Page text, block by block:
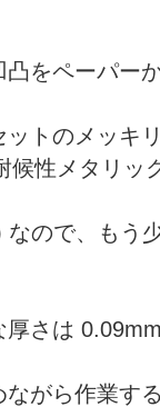
をペーパー
トのメッキ
候性メタリッ
ので、もう
さは
がら作業す